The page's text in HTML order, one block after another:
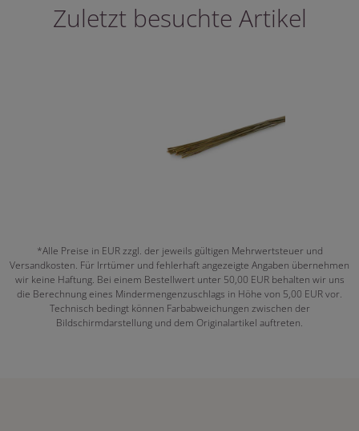
Zuletzt besuchte Artikel
*Alle Preise in EUR zzgl. der jeweils gültigen Mehrwertsteuer und
Versandkosten. Für Irrtümer und fehlerhaft angezeigte Angaben übernehmen
wir keine Haftung. Bei einem Bestellwert unter 50,00 EUR behalten wir uns
die Berechnung eines Mindermengenzuschlags in Höhe von 5,00 EUR vor.
Technisch bedingt können Farbabweichungen zwischen der
Bildschirmdarstellung und dem Originalartikel auftreten.